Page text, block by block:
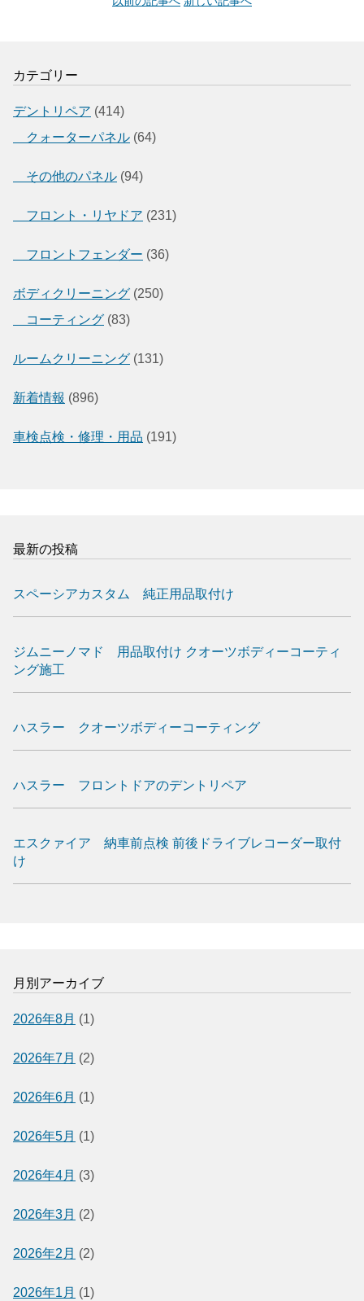
カテゴリー
デントリペア (414)
クォーターパネル (64)
その他のパネル (94)
フロント・リヤドア (231)
フロントフェンダー (36)
ボディクリーニング (250)
コーティング (83)
ルームクリーニング (131)
新着情報 (896)
車検点検・修理・用品 (191)
最新の投稿
スペーシアカスタム 純正用品取付け
ジムニーノマド 用品取付け クオーツボディーコーティ
ング施工
ハスラー クオーツボディーコーティング
ハスラー フロントドアのデントリペア
エスクァイア 納車前点検 前後ドライブレコーダー取付
け
月別アーカイブ
2026年8月 (1)
2026年7月 (2)
2026年6月 (1)
2026年5月 (1)
2026年4月 (3)
2026年3月 (2)
2026年2月 (2)
2026年1月 (1)